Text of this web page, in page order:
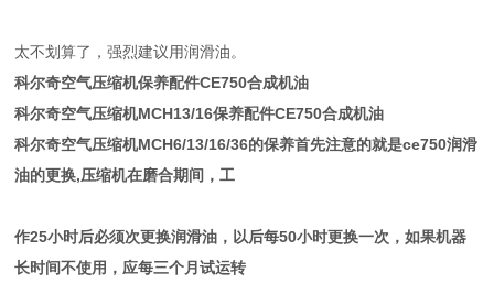
太不划算了，强烈建议用润滑油。
科尔奇空气压缩机保养配件CE750合成机油
科尔奇空气压缩机MCH13/16保养配件CE750合成机油
科尔奇空气压缩机MCH6/13/16/36的保养首先注意的就是ce750润滑
油的更换,压缩机在磨合期间，工
作25小时后必须次更换润滑油，以后每50小时更换一次，如果机器
长时间不使用，应每三个月试运转